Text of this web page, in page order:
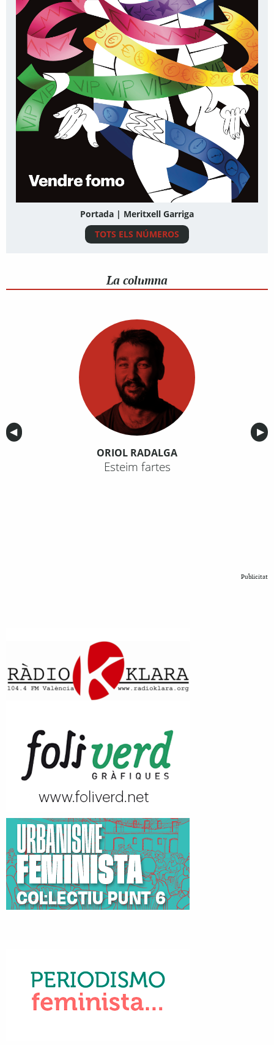
Portada | Meritxell Garriga
TOTS ELS NÚMEROS
La columna
Anterior
◀︎ ▶︎
ORIOL RADALGA
Esteim fartes
Publicitat